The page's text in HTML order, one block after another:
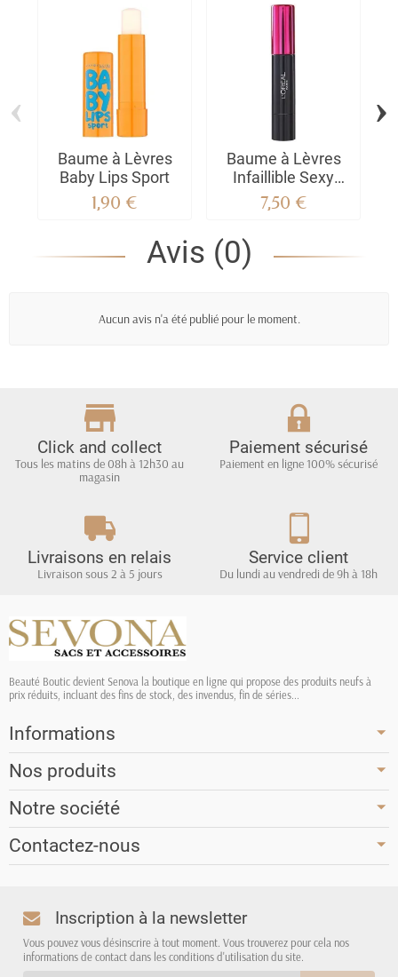
Baume à Lèvres
Baby Lips Sport
1,90 €
Baume à Lèvres
Infaillible Sexy
Balm L'Oréal Paris
7,50 €
‹ ›
Avis (0)
Aucun avis n'a été publié pour le moment.
Click and collect
Tous les matins de 08h à 12h30 au
magasin
Paiement sécurisé
Paiement en ligne 100% sécurisé
Livraisons en relais
Livraison sous 2 à 5 jours
Service client
Du lundi au vendredi de 9h à 18h
Beauté Boutic devient Senova la boutique en ligne qui propose des produits neufs à
prix réduits, incluant des fins de stock, des invendus, fin de séries...
Informations
Nos produits
Notre société
Contactez-nous
Inscription à la newsletter
Vous pouvez vous désinscrire à tout moment. Vous trouverez pour cela nos
informations de contact dans les conditions d'utilisation du site.